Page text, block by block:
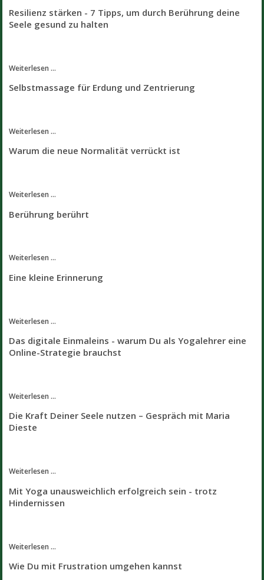
Resilienz stärken - 7 Tipps, um durch Berührung deine
Seele gesund zu halten
Weiterlesen ...
Selbstmassage für Erdung und Zentrierung
Weiterlesen ...
Warum die neue Normalität verrückt ist
Weiterlesen ...
Berührung berührt
Weiterlesen ...
Eine kleine Erinnerung
Weiterlesen ...
Das digitale Einmaleins - warum Du als Yogalehrer eine
Online-Strategie brauchst
Weiterlesen ...
Die Kraft Deiner Seele nutzen – Gespräch mit Maria
Dieste
Weiterlesen ...
Mit Yoga unausweichlich erfolgreich sein - trotz
Hindernissen
Weiterlesen ...
Wie Du mit Frustration umgehen kannst